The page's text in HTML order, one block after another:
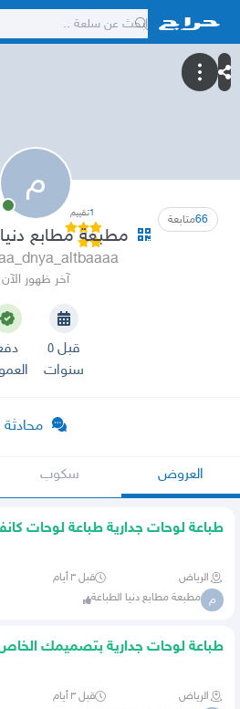
م
66متابعة 1تقييم
مطبعة مطابع
آخر ظهور الآن
قبل ٥
سنوات
محادثة
العروض سكوب
طباعة لوحات جدارية طباعة لوحات
الرياض قبل ٣ أيام
م مطبعة مطابع دنيا الطباعة
طباعة لوحات جدارية بتصميمك
الرياض قبل ٣ أيام